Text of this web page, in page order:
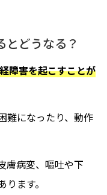
とどうなる？
障害を起こすことが
難になったり、動作
膚病変、嘔吐や下
ます。